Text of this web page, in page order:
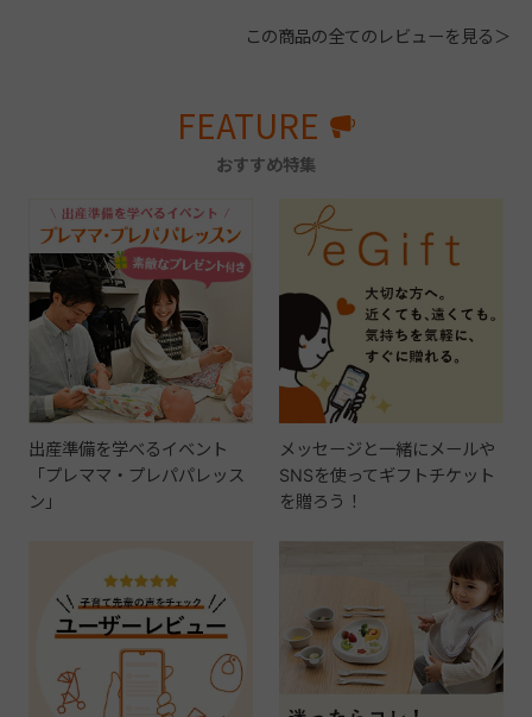
この商品の全てのレビューを見る＞
FEATURE
おすすめ特集
出産準備を学べるイベント
「プレママ・プレパパレッス
ン」
メッセージと一緒にメールや
SNSを使ってギフトチケット
を贈ろう！